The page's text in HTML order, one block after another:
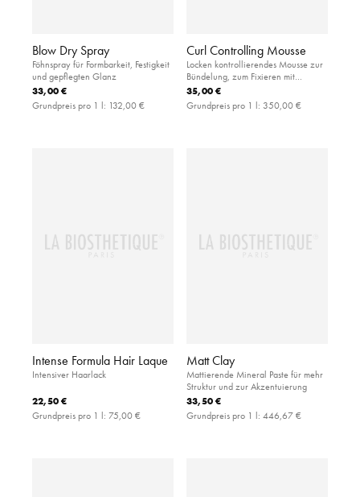
Blow Dry Spray
Föhnspray für Formbarkeit, Festigkeit
und gepflegten Glanz
33,00 €
Grundpreis pro 1 l: 132,00 €
Curl Controlling Mousse
Locken kontrollierendes Mousse zur
Bündelung, zum Fixieren mit
leichtem Halt und UV-Filter
35,00 €
Grundpreis pro 1 l: 350,00 €
Intense Formula Hair Laque
Intensiver Haarlack
22,50 €
Grundpreis pro 1 l: 75,00 €
Matt Clay
Mattierende Mineral Paste für mehr
Struktur und zur Akzentuierung
33,50 €
Grundpreis pro 1 l: 446,67 €